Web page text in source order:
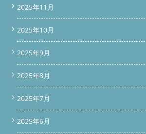
2025年11月
2025年10月
2025年9月
2025年8月
2025年7月
2025年6月